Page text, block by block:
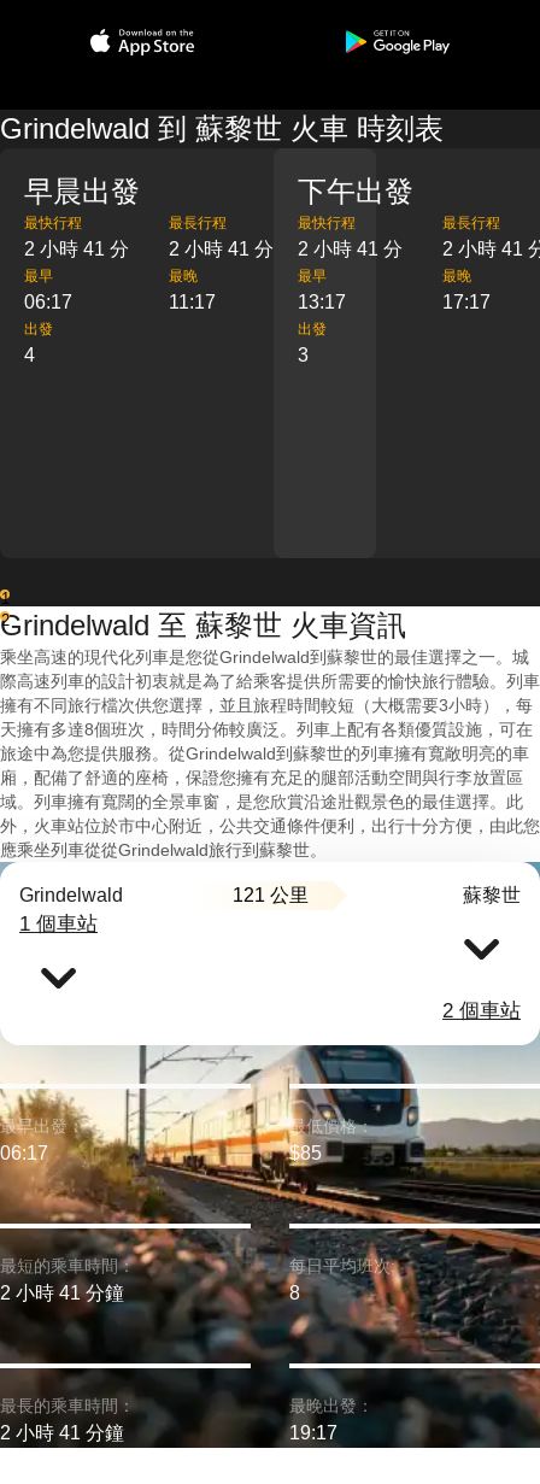
Grindelwald 到 蘇黎世 火車 時刻表
早晨出發
最快行程
2 小時 41 分
最長行程
2 小時 41 分
最早
06:17
最晚
11:17
出發
4
下午出發
最快行程
2 小時 41 分
最長行程
2 小時 41
最早
13:17
最晚
17:17
出發
3
1
2
Grindelwald 至 蘇黎世 火車資訊
乘坐高速的現代化列車是您從Grindelwald到蘇黎世的最佳選擇之一。城
際高速列車的設計初衷就是為了給乘客提供所需要的愉快旅行體驗。列車
擁有不同旅行檔次供您選擇，並且旅程時間較短（大概需要3小時），每
天擁有多達8個班次，時間分佈較廣泛。列車上配有各類優質設施，可在
旅途中為您提供服務。從Grindelwald到蘇黎世的列車擁有寬敞明亮的車
廂，配備了舒適的座椅，保證您擁有充足的腿部活動空間與行李放置區
域。列車擁有寬闊的全景車窗，是您欣賞沿途壯觀景色的最佳選擇。此
外，火車站位於市中心附近，公共交通條件便利，出行十分方便，由此您
應乘坐列車從從Grindelwald旅行到蘇黎世。
Grindelwald 121 公里 蘇黎世
1 個車站
2 個車站
最短的乘車時間：
2 小時 41 分鐘
最早出發：
06:17
最長的乘車時間：
2 小時 41 分鐘
最低價格：
$85
每日平均班次:
8
最晚出發：
19:17